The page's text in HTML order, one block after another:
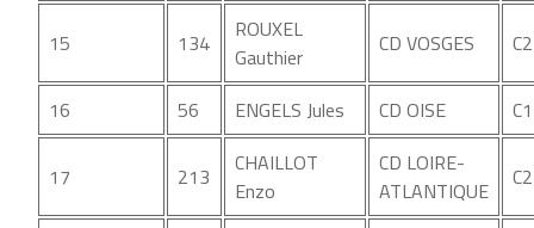
15 134
ROUXEL
Gauthier
CD VOSGES C2
16 56 ENGELS Jules CD OISE C1
17 213
CHAILLOT
Enzo
CD LOIRE-
ATLANTIQUE
C2